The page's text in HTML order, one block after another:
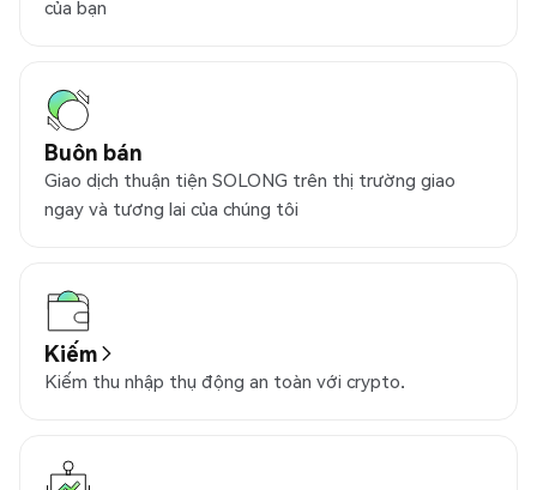
của bạn
Buôn bán
Giao dịch thuận tiện SOLONG trên thị trường giao
ngay và tương lai của chúng tôi
Kiếm
Kiếm thu nhập thụ động an toàn với crypto.